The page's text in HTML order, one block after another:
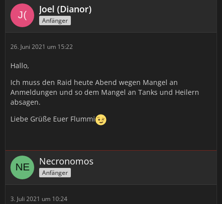
Joel (Dianor)
Anfänger
26. Juni 2021 um 15:22
Hallo,
Ich muss den Raid heute Abend wegen Mangel an
Anmeldungen und so dem Mangel an Tanks und Heilern
absagen.
Liebe Grüße Euer Flummi
Necronomos
Anfänger
3. Juli 2021 um 10:24